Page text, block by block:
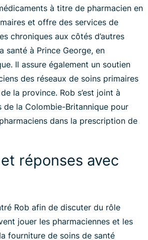
à titre de pharmacien en
et offre des services de
chroniques aux côtés d’autres
santé à Prince George, en
Il assure également un soutien
des réseaux de soins primaires
la province. Rob s’est joint à
de la Colombie-Britannique pour
dans la prescription de
réponses avec
Rob afin de discuter du rôle
jouer les pharmaciennes et les
fourniture de soins de santé